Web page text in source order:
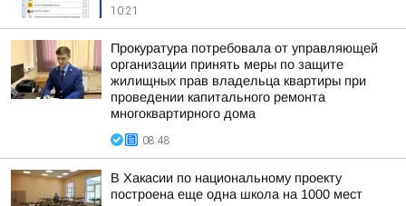
10:21
Прокуратура потребовала от управляющей
организации принять меры по защите
жилищных прав владельца квартиры при
проведении капитального ремонта
многоквартирного дома
08:48
В Хакасии по национальному проекту
построена еще одна школа на 1000 мест